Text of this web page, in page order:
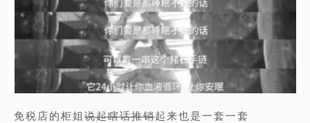
免税店的柜姐 说起瞎话推销起来也是一套一套